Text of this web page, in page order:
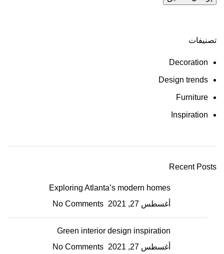
تصنيفات
Decoration
Design trends
Furniture
Inspiration
Recent Posts
Exploring Atlanta’s modern homes
أغسطس 27, 2021
No Comments
Green interior design inspiration
أغسطس 27, 2021
No Comments